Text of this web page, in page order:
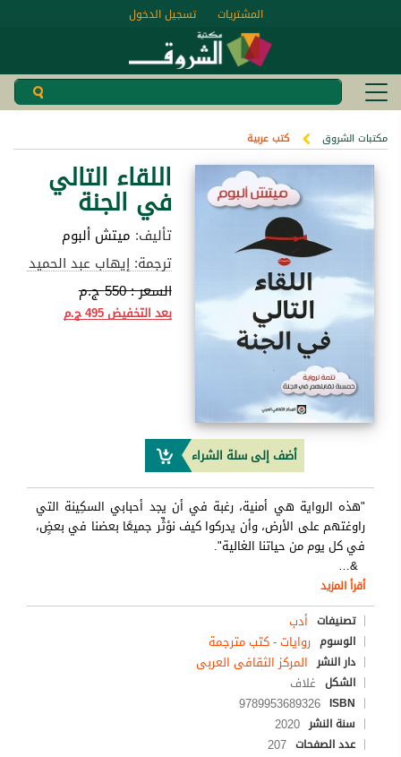
تسجيل الدخول المشتريات
مكتبات الشروق كتب عربية
اللقاء التالي
في الجنة
تأليف: ميتش ألبوم
ترجمة: إيهاب عبد الحميد
السعر :550 ج.م
بعد التخفيض495 ج.م
أضف إلى سلة الشراء
"هذه الرواية هي أمنية، رغبة في أن يجد أحبابي السكِينة التي
راوغتهم على الأرض، وأن يدركوا كيف نؤثِّر جميعًا بعضنا في بعضٍ،
في كل يوم من حياتنا الغالية".
&
…
أقرأ المزيد
تصنيفات أدب
الوسوم روايات-كتب مترجمة
دار النشر المركز الثقافى العربى
الشكل غلاف
ISBN
9789953689326
سنة النشر 2020
عدد الصفحات 207